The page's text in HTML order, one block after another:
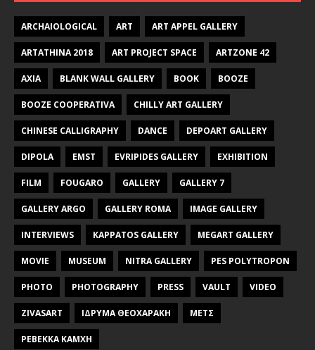
ARCHAIOLOGICAL ART ART APPEL GALLERY
ARTATHINA 2018 ART PROJECT SPACE ARTZONE 42
AXIA BLANK WALL GALLERY BOOK BOOZE
BOOZE COOPERATIVA CHILLY ART GALLERY
CHINESE CALLIGRAPHY DANCE DEPOART GALLERY
DIPOLA EMST EVRIPIDES GALLERY EXHIBITION
FILM FOUGARO GALLERY GALLERY 7
GALLERY ARGO GALLERY ROMA IMAGE GALLERY
INTERVIEWS KAPPATOS GALLERY MEGART GALLERY
MOVIE MUSEUM NITRA GALLERY PES POLYTROPON
PHOTO PHOTOGRAPHY PRESS VAULT VIDEO
ZIVASART ΙΔΡΥΜΑ ΘΕΟΧΑΡΑΚΗ ΜΕΤΣ
ΡΕΒΕΚΚΑ ΚΑΜΧΗ